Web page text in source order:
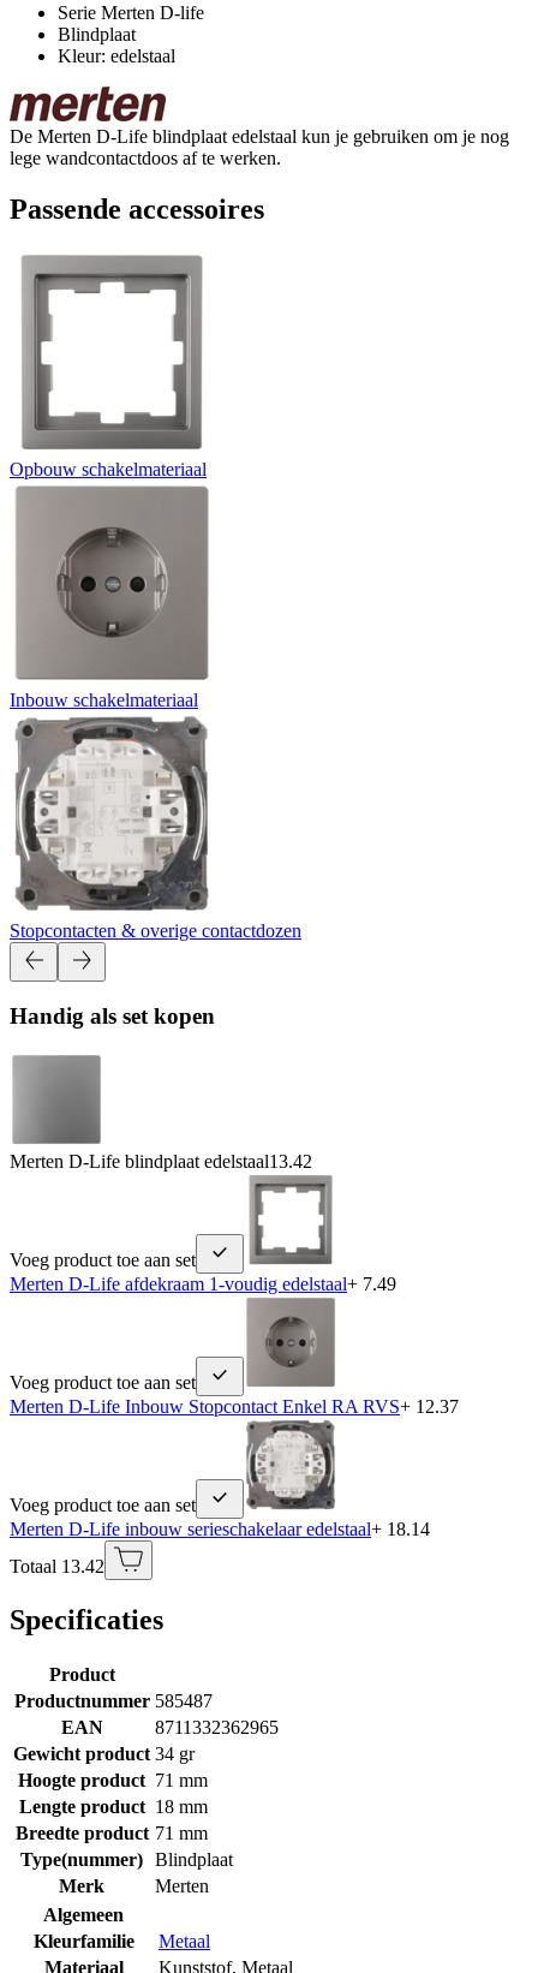
Serie Merten D-life
Blindplaat
Kleur: edelstaal
De Merten D-Life blindplaat edelstaal kun je gebruiken om je nog
lege wandcontactdoos af te werken.
Passende accessoires
Opbouw schakelmateriaal
Inbouw schakelmateriaal
Stopcontacten & overige contactdozen
Handig als set kopen
Merten D-Life blindplaat edelstaal13.42
Voeg product toe aan set
Merten D-Life afdekraam 1-voudig edelstaal+ 7.49
Voeg product toe aan set
Merten D-Life Inbouw Stopcontact Enkel RA RVS+ 12.37
Voeg product toe aan set
Merten D-Life inbouw serieschakelaar edelstaal+ 18.14
Totaal 13.42
Specificaties
Product
Productnummer 585487
EAN
8711332362965
Gewicht product 34 gr
Hoogte product 71 mm
Lengte product 18 mm
Breedte product 71 mm
Type(nummer) Blindplaat
Merk
Merten
Algemeen
Kleurfamilie
Metaal
Materiaal
Kunststof, Metaal